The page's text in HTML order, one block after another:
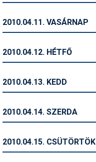
Síbérletárak
Sífelszerelés
Símánia
2010.04.11. VASÁRNAP
2010.04.12. HÉTFŐ
2010.04.13. KEDD
2010.04.14. SZERDA
2010.04.15. CSÜTÖRTÖK